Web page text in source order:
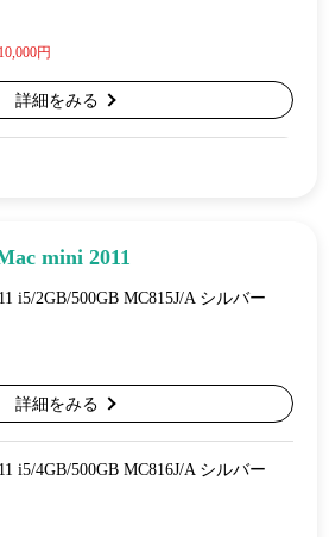
円
詳細をみる
mini 2011
i5/2GB/500GB MC815J/A シルバー
詳細をみる
i5/4GB/500GB MC816J/A シルバー